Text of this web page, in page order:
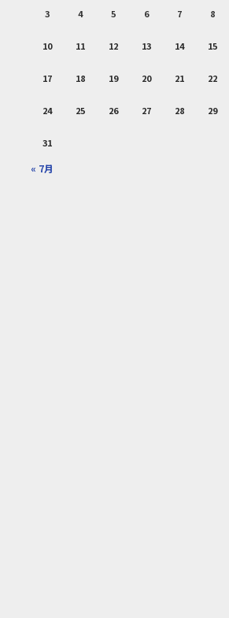
3 4 5 6 7 8
10 11 12 13 14 15
17 18 19 20 21 22
24 25 26 27 28 29
31
« 7月